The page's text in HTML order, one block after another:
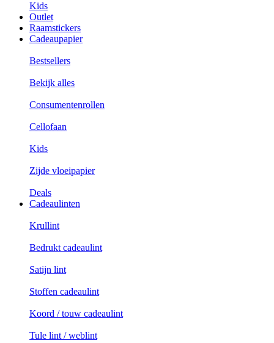
Kids
Outlet
Raamstickers
Cadeaupapier
Bestsellers
Bekijk alles
Consumentenrollen
Cellofaan
Kids
Zijde vloeipapier
Deals
Cadeaulinten
Krullint
Bedrukt cadeaulint
Satijn lint
Stoffen cadeaulint
Koord / touw cadeaulint
Tule lint / weblint